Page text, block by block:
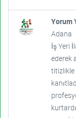
Yorum
Adana
İş Yeri
ederek
titizlikle